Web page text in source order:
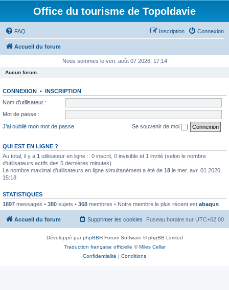
Office du tourisme de Topoldavie
FAQ Connexion
Inscription
Accueil du forum
Nous sommes le ven. août 07 2026, 17:14
Aucun forum.
CONNEXION • INSCRIPTION
Nom d’utilisateur :
Mot de passe :
J’ai oublié mon mot de passe
Se souvenir de moi
QUI EST EN LIGNE ?
Au total, il y a 1 utilisateur en ligne :: 0 inscrit, 0 invisible et 1 invité (selon le nombre
d’utilisateurs actifs des 5 dernières minutes)
Le nombre maximal d’utilisateurs en ligne simultanément a été de 18 le mer. avr. 01 2020,
15:18
STATISTIQUES
1897 messages • 380 sujets • 368 membres • Notre membre le plus récent est abaqus
Accueil du forum Fuseau horaire sur UTC+02:00
Supprimer les cookies
Développé parphpBB® Forum Software © phpBB Limited
Traduction française officielle ©Miles Cellar
Confidentialité | Conditions